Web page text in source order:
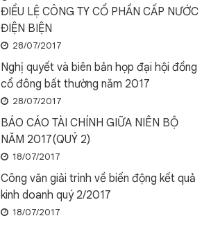
ĐIỀU LỆ CÔNG TY CỔ PHẦN CẤP NƯỚC
ĐIỆN BIỆN
28/07/2017
Nghị quyết và biên bản họp đại hội đồng
cổ đông bất thường năm 2017
28/07/2017
BÁO CÁO TÀI CHÍNH GIỮA NIÊN BỘ
NĂM 2017(QUÝ 2)
18/07/2017
Công văn giải trình về biến động kết quả
kinh doanh quý 2/2017
18/07/2017